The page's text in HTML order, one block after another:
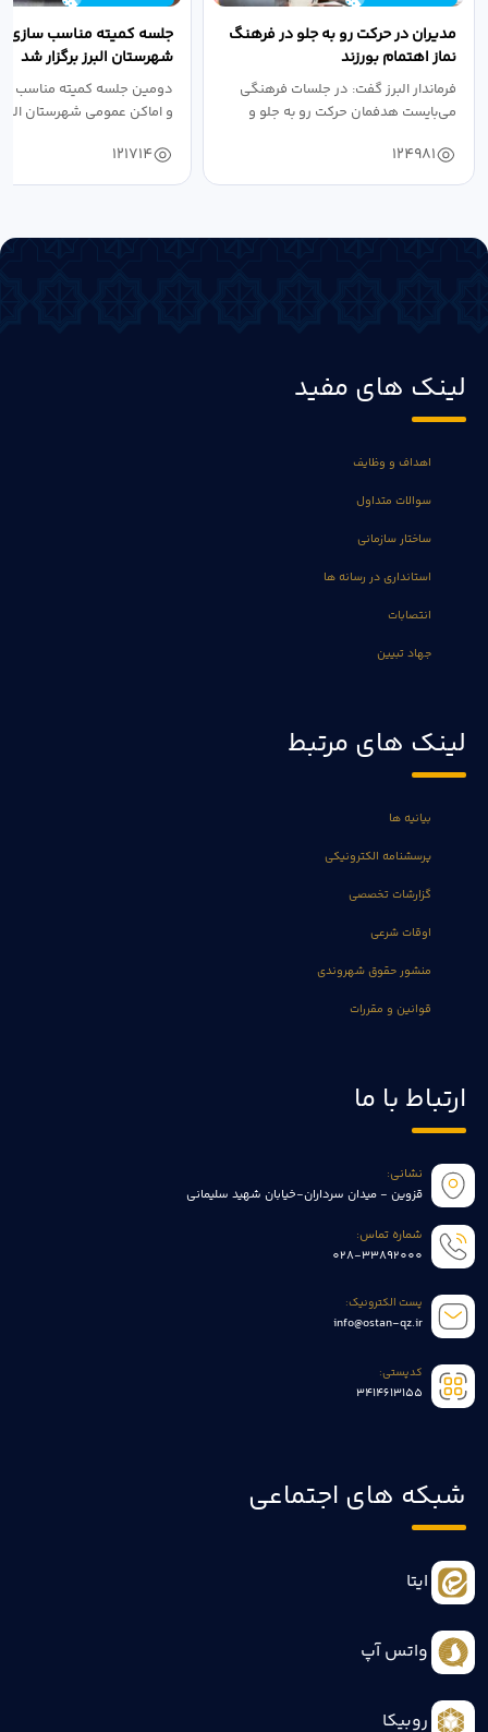
مدیران در حرکت رو به جلو در فرهنگ
نماز اهتمام بورزند
فرماندار البرز گفت: در جلسات فرهنگی
می‌بایست هدفمان حرکت رو به جلو و
124981
جلسه کمیته مناسب سازی
شهرستان البرز برگزار شد
دومین جلسه کمیته مناسب
و اماکن عمومی شهرستان
121714
لینک های مفید
اهداف و وظایف
سوالات متداول
ساختار سازمانی
استانداری در رسانه ها
انتصابات
جهاد تبیین
لینک های مرتبط
بیانیه ها
پرسشنامه الکترونیکی
گزارشات تخصصی
اوقات شرعی
منشور حقوق شهروندی
قوانین و مقررات
ارتباط با ما
نشانی:
قزوین - میدان سرداران-خیابان شهید سلیمانی
شماره تماس:
028-33892000
پست الکترونیک:
info@ostan-qz.ir
کدپستی:
3414613155
شبکه های اجتماعی
ایتا
واتس آپ
روبیکا